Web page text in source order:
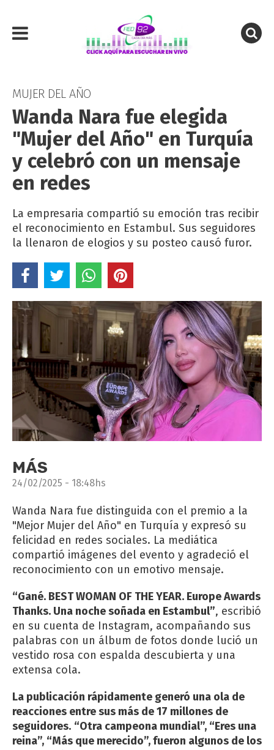
MUJER DEL AÑO
Wanda Nara fue elegida
"Mujer del Año" en Turquía
y celebró con un mensaje
en redes
La empresaria compartió su emoción tras recibir
el reconocimiento en Estambul. Sus seguidores
la llenaron de elogios y su posteo causó furor.
MÁS
24/02/2025 - 18:48hs
Wanda Nara fue distinguida con el premio a la
"Mejor Mujer del Año" en Turquía y expresó su
felicidad en redes sociales. La mediática
compartió imágenes del evento y agradeció el
reconocimiento con un emotivo mensaje.
“Gané. BEST WOMAN OF THE YEAR. Europe Awards
Thanks. Una noche soñada en Estambul”, escribió
en su cuenta de Instagram, acompañando sus
palabras con un álbum de fotos donde lució un
vestido rosa con espalda descubierta y una
extensa cola.
La publicación rápidamente generó una ola de
reacciones entre sus más de 17 millones de
seguidores. “Otra campeona mundial”, “Eres una
reina”, “Más que merecido”, fueron algunos de los